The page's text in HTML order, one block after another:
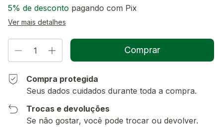
5% de desconto pagando com Pix
Ver mais detalhes
Compra protegida
Seus dados cuidados durante toda a compra.
Trocas e devoluções
Se não gostar, você pode trocar ou devolver.